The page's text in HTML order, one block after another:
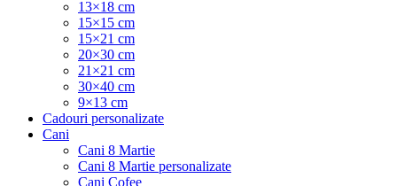
13×18 cm
15×15 cm
15×21 cm
20×30 cm
21×21 cm
30×40 cm
9×13 cm
Cadouri personalizate
Cani
Cani 8 Martie
Cani 8 Martie personalizate
Cani Cofee